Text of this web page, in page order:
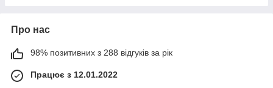
Про нас
98% позитивних з 288 відгуків за рік
Працює з 12.01.2022